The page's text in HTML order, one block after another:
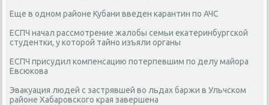
Еще в одном районе Кубани введен карантин по АЧС
ЕСПЧ начал рассмотрение жалобы семьи екатеринбургской
студентки, у которой тайно изъяли органы
ЕСПЧ присудил компенсацию потерпевшим по делу майора
Евсюкова
Эвакуация людей с застрявшей во льдах баржи в Ульчском
районе Хабаровского края завершена